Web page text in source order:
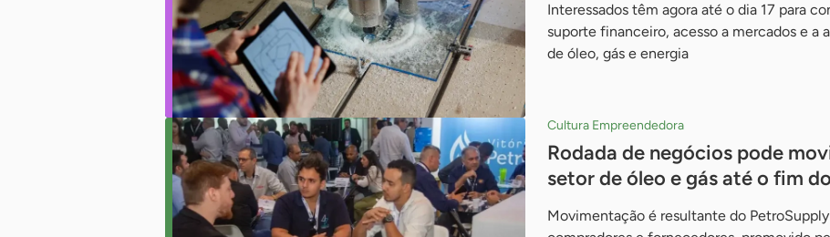
Interessados têm agora até o dia 17 para
suporte financeiro, acesso a mercados e a
de óleo, gás e energia
Cultura Empreendedora
Rodada de negócios pode
setor de óleo e gás até o fim
Movimentação é resultante do